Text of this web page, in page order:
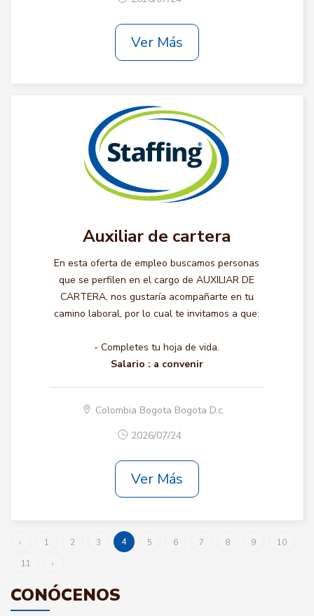
Ver Más
Auxiliar de cartera
En esta oferta de empleo buscamos personas
que se perfilen en el cargo de AUXILIAR DE
CARTERA, nos gustaría acompañarte en tu
camino laboral, por lo cual te invitamos a que:
- Completes tu hoja de vida.
Salario : a convenir
Colombia Bogota Bogota D.c.
2026/07/24
Ver Más
‹ 1 2 3 4 5 6 7 8 9
10
11
›
CONÓCENOS